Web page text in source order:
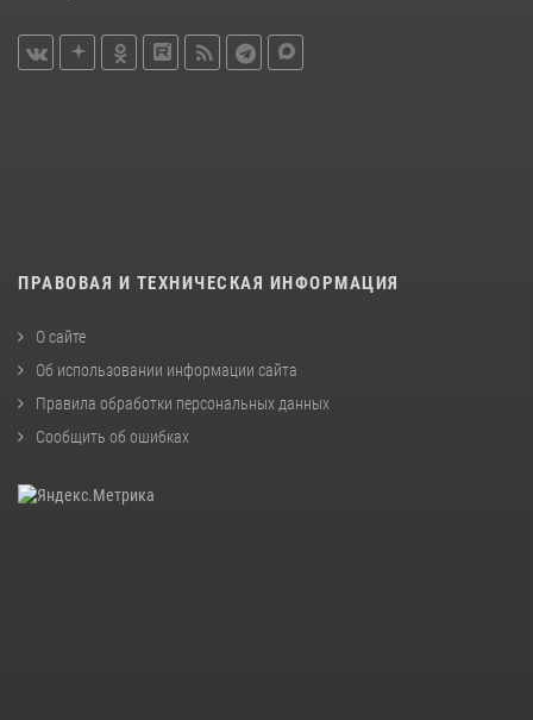
ПРАВОВАЯ И ТЕХНИЧЕСКАЯ ИНФОРМАЦИЯ
О сайте
Об использовании информации сайта
Правила обработки персональных данных
Сообщить об ошибках